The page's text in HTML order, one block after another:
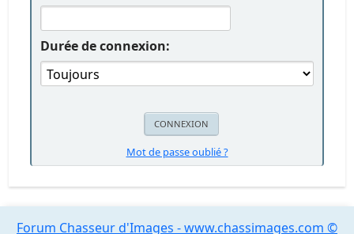
Durée de connexion:
Mot de passe oublié ?
Forum Chasseur d'Images - www.chassimages.com ©